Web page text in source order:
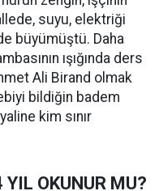
suyu, elektriği
büyümüştü. Daha
ışığında ders
Ali Birand olmak
bildiğin badem
kim sınır
YIL OKUNUR MU?